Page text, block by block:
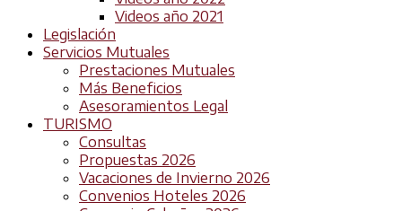
Videos año 2021
Legislación
Servicios Mutuales
Prestaciones Mutuales
Más Beneficios
Asesoramientos Legal
TURISMO
Consultas
Propuestas 2026
Vacaciones de Invierno 2026
Convenios Hoteles 2026